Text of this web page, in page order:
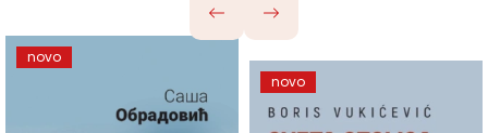
novo
novo